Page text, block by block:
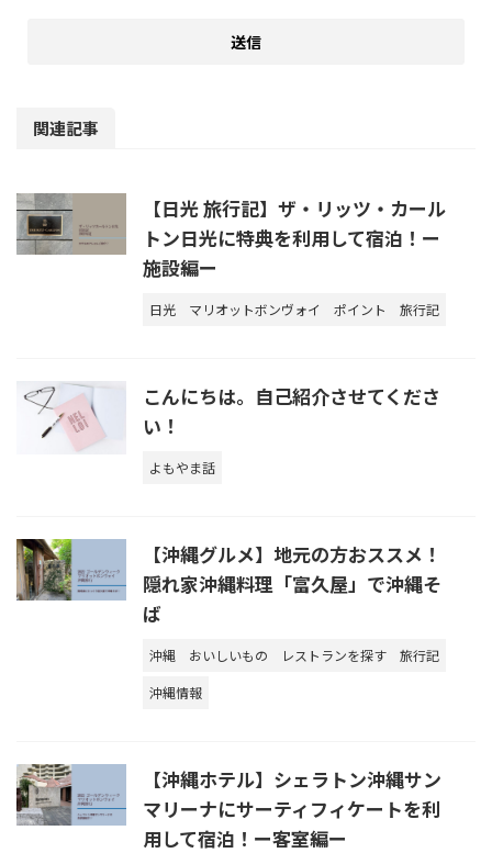
関連記事
【日光 旅行記】ザ・リッツ・カール
トン日光に特典を利用して宿泊！ー
施設編ー
日光 マリオットボンヴォイ ポイント 旅行記
こんにちは。自己紹介させてくださ
い！
よもやま話
【沖縄グルメ】地元の方おススメ！
隠れ家沖縄料理「富久屋」で沖縄そ
ば
沖縄 おいしいもの レストランを探す
旅行記
沖縄情報
【沖縄ホテル】シェラトン沖縄サン
マリーナにサーティフィケートを利
用して宿泊！ー客室編ー